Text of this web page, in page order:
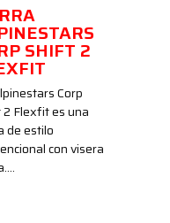
SHIFT 2
Corp
Flexfit es una
de estilo
con visera